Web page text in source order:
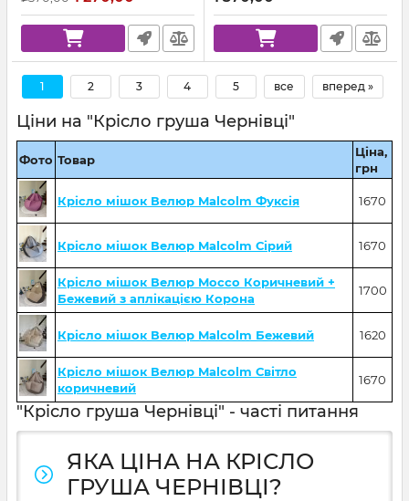
1 2 3 4 5 все вперед »
Ціни на "Крісло груша Чернівці"
Фото Товар
Ціна,
грн
Крісло мішок Велюр Malcolm Фуксія 1670
Крісло мішок Велюр Malcolm Сірий 1670
Крісло мішок Велюр Mocco Коричневий +
Бежевий з аплікацією Корона
1700
Крісло мішок Велюр Malcolm Бежевий 1620
Крісло мішок Велюр Malcolm Світло
коричневий
1670
"Крісло груша Чернівці" - часті питання
ЯКА ЦІНА НА КРІСЛО
ГРУША ЧЕРНІВЦІ?